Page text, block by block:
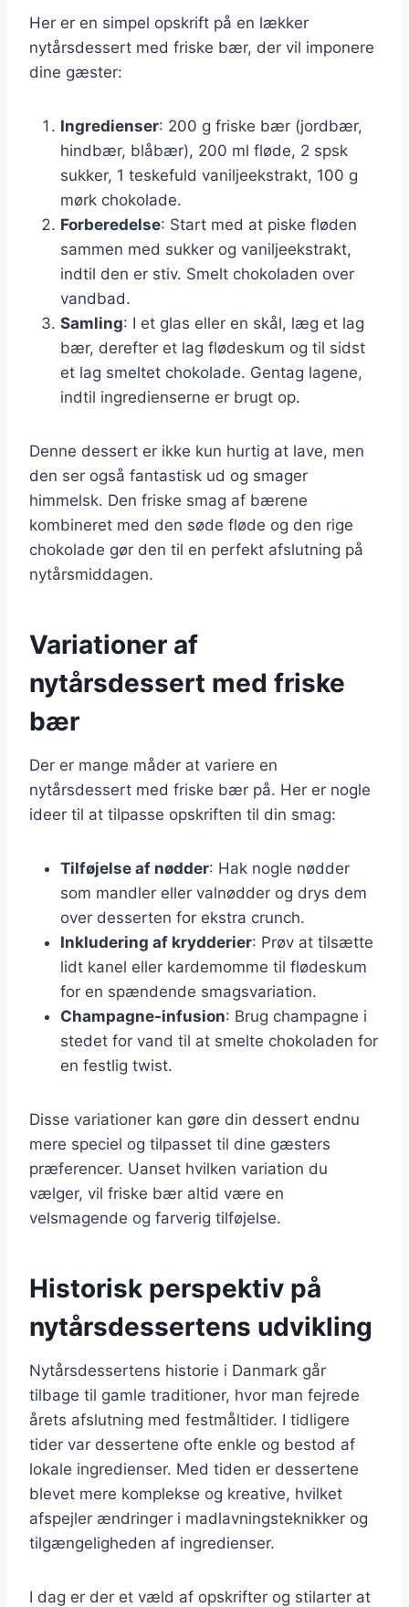
Her er en simpel opskrift på en lækker
nytårsdessert med friske bær, der vil imponere
dine gæster:
Ingredienser: 200 g friske bær (jordbær,
hindbær, blåbær), 200 ml fløde, 2 spsk
sukker, 1 teskefuld vaniljeekstrakt, 100 g
mørk chokolade.
Forberedelse: Start med at piske fløden
sammen med sukker og vaniljeekstrakt,
indtil den er stiv. Smelt chokoladen over
vandbad.
Samling: I et glas eller en skål, læg et lag
bær, derefter et lag flødeskum og til sidst
et lag smeltet chokolade. Gentag lagene,
indtil ingredienserne er brugt op.
Denne dessert er ikke kun hurtig at lave, men
den ser også fantastisk ud og smager
himmelsk. Den friske smag af bærene
kombineret med den søde fløde og den rige
chokolade gør den til en perfekt afslutning på
nytårsmiddagen.
Variationer af
nytårsdessert med friske
bær
Der er mange måder at variere en
nytårsdessert med friske bær på. Her er nogle
ideer til at tilpasse opskriften til din smag:
Tilføjelse af nødder: Hak nogle nødder
som mandler eller valnødder og drys dem
over desserten for ekstra crunch.
Inkludering af krydderier: Prøv at tilsætte
lidt kanel eller kardemomme til flødeskum
for en spændende smagsvariation.
Champagne-infusion: Brug champagne i
stedet for vand til at smelte chokoladen for
en festlig twist.
Disse variationer kan gøre din dessert endnu
mere speciel og tilpasset til dine gæsters
præferencer. Uanset hvilken variation du
vælger, vil friske bær altid være en
velsmagende og farverig tilføjelse.
Historisk perspektiv på
nytårsdessertens udvikling
Nytårsdessertens historie i Danmark går
tilbage til gamle traditioner, hvor man fejrede
årets afslutning med festmåltider. I tidligere
tider var dessertene ofte enkle og bestod af
lokale ingredienser. Med tiden er dessertene
blevet mere komplekse og kreative, hvilket
afspejler ændringer i madlavningsteknikker og
tilgængeligheden af ingredienser.
I dag er der et væld af opskrifter og stilarter at